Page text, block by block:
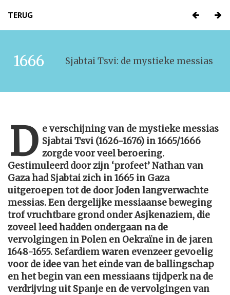
TERUG
1666 Sjabtai Tsvi: de mystieke messias
D e verschijning van de mystieke messias
Sjabtai Tsvi (1626-1676) in 1665/1666
zorgde voor veel beroering.
Gestimuleerd door zijn ‘profeet’ Nathan van
Gaza had Sjabtai zich in 1665 in Gaza
uitgeroepen tot de door Joden langverwachte
messias. Een dergelijke messiaanse beweging
trof vruchtbare grond onder Asjkenaziem, die
zoveel leed hadden ondergaan na de
vervolgingen in Polen en Oekraïne in de jaren
1648-1655. Sefardiem waren evenzeer gevoelig
voor de idee van het einde van de ballingschap
en het begin van een messiaans tijdperk na de
verdrijving uit Spanje en de vervolgingen van